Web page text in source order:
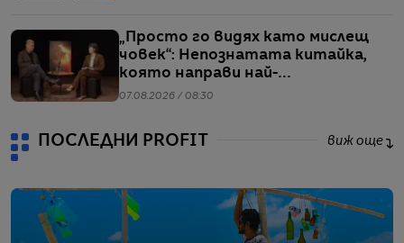
„Просто го видях като мислещ
човек“: Непознатата китайка,
която направи най-
коментираното интервю с
07.08.2026 / 08:30
ПОСЛЕДНИ PROFIT виж още